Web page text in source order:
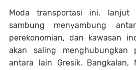
Moda transportasi ini, lanjut
sambung menyambung
perekonomian, dan kawasan
akan saling menghubungkan
antara lain Gresik, Bangkalan,